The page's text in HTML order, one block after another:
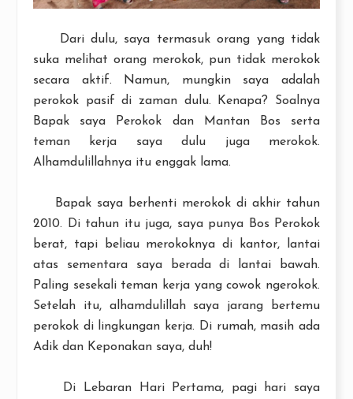
Dari dulu, saya termasuk orang yang tidak
suka melihat orang merokok, pun tidak merokok
secara aktif. Namun, mungkin saya adalah
perokok pasif di zaman dulu. Kenapa? Soalnya
Bapak saya Perokok dan Mantan Bos serta
teman kerja saya dulu juga merokok.
Alhamdulillahnya itu enggak lama.
Bapak saya berhenti merokok di akhir tahun
2010. Di tahun itu juga, saya punya Bos Perokok
berat, tapi beliau merokoknya di kantor, lantai
atas sementara saya berada di lantai bawah.
Paling sesekali teman kerja yang cowok ngerokok.
Setelah itu, alhamdulillah saya jarang bertemu
perokok di lingkungan kerja. Di rumah, masih ada
Adik dan Keponakan saya, duh!
Di Lebaran Hari Pertama, pagi hari saya